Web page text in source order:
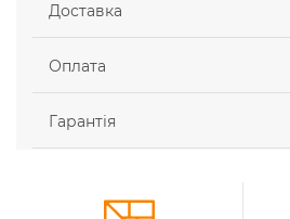
Доставка
Оплата
Гарантія